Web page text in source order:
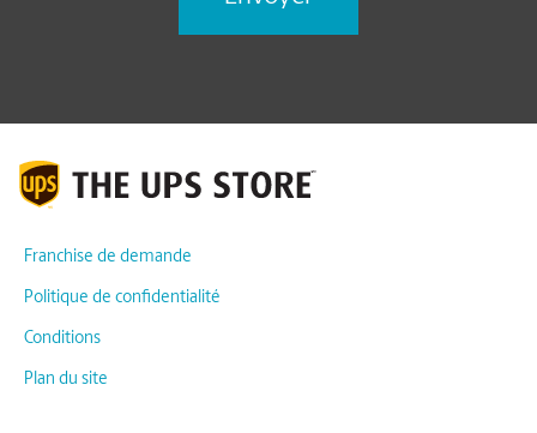
Franchise de demande
Politique de confidentialité
Conditions
Plan du site